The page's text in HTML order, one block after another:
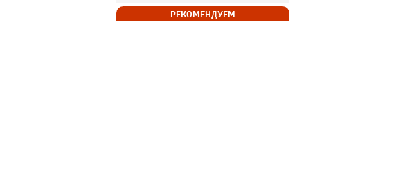
РЕКОМЕНДУЕМ